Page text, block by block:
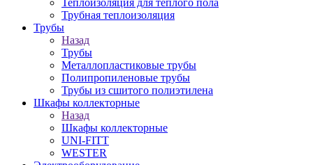
Теплоизоляция для теплого пола
Трубная теплоизоляция
Трубы
Назад
Трубы
Металлопластиковые трубы
Полипропиленовые трубы
Трубы из сшитого полиэтилена
Шкафы коллекторные
Назад
Шкафы коллекторные
UNI-FITT
WESTER